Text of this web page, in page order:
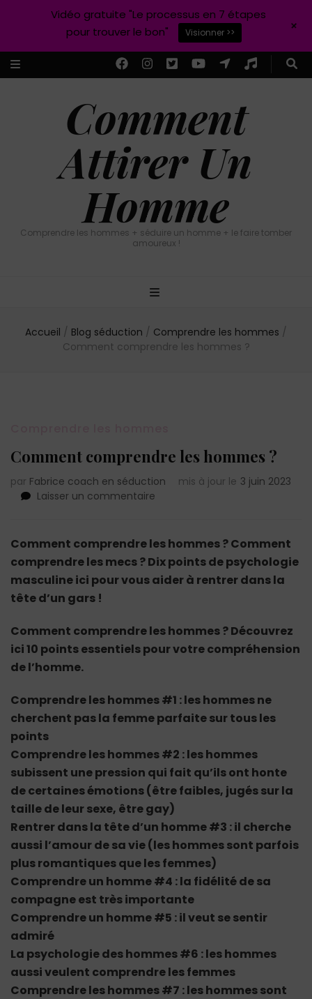
Comment
Attirer Un
Homme
Comprendre les hommes + séduire un homme + le faire tomber
amoureux !
Accueil / Blog séduction / Comprendre les hommes /
Comment comprendre les hommes ?
Comment comprendre les hommes ?
par Fabrice coach en séduction mis à jour le 3 juin 2023
Laisser un commentaire
les
?
Comment comprendre les hommes ? Comment
comprendre les mecs ? Dix points de psychologie
masculine ici pour vous aider à rentrer dans la
tête d’un gars !
Comment comprendre les hommes ? Découvrez
ici 10 points essentiels pour votre compréhension
de l’homme.
Comprendre les hommes #1 : les hommes ne
cherchent pas la femme parfaite sur tous les
points
Comprendre les hommes #2 : les hommes
subissent une pression qui fait qu’ils ont honte
de certaines émotions (être faibles, jugés sur la
taille de leur sexe, être gay)
Rentrer dans la tête d’un homme #3 : il cherche
aussi l’amour de sa vie (les hommes sont parfois
plus romantiques que les femmes)
Comprendre un homme #4 : la fidélité de sa
compagne est très importante
Comprendre un homme #5 : il veut se sentir
admiré
La psychologie des hommes #6 : les hommes
aussi veulent comprendre les femmes
Comprendre les hommes #7 : les hommes sont
Vidéo gratuite "Le processus en 7 étapes
pour trouver le bon"
Visionner >> +